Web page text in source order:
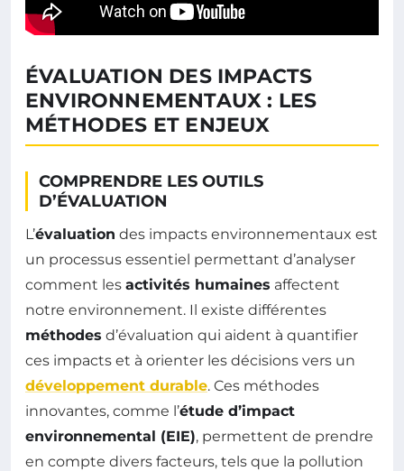
ÉVALUATION DES IMPACTS
ENVIRONNEMENTAUX : LES
MÉTHODES ET ENJEUX
COMPRENDRE LES OUTILS
D’ÉVALUATION
L’évaluation des impacts environnementaux est
un processus essentiel permettant d’analyser
comment les activités humaines affectent
notre environnement. Il existe différentes
méthodes d’évaluation qui aident à quantifier
ces impacts et à orienter les décisions vers un
développement durable. Ces méthodes
innovantes, comme l’étude d’impact
environnemental (EIE), permettent de prendre
en compte divers facteurs, tels que la pollution